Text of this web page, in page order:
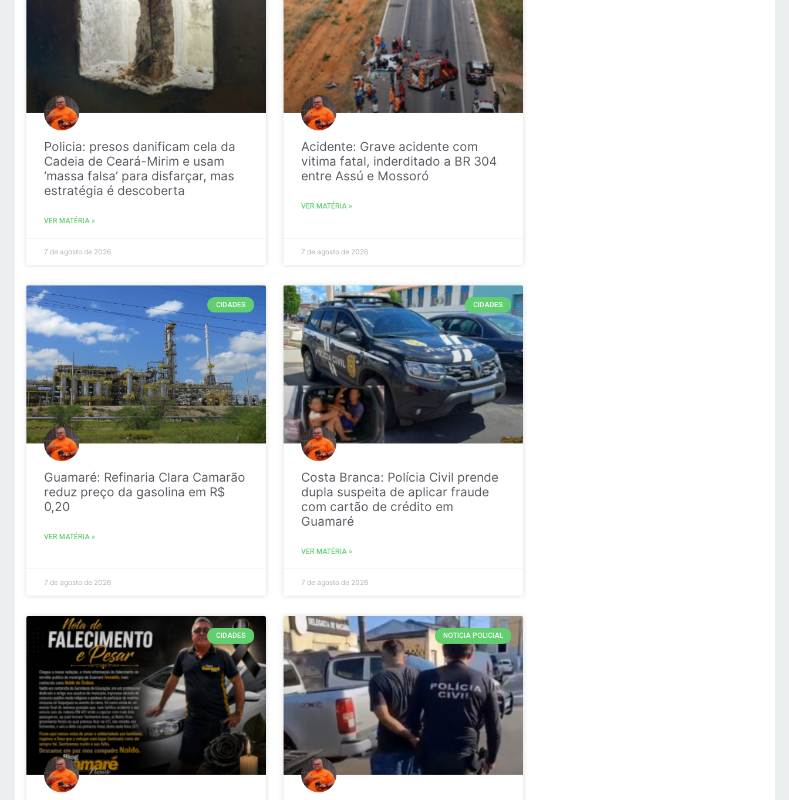
Policia: presos danificam cela da
Cadeia de Ceará-Mirim e usam
‘massa falsa’ para disfarçar, mas
estratégia é descoberta
VER MATÉRIA »
7 de agosto de 2026
Acidente: Grave acidente com
vitima fatal, inderditado a BR 304
entre Assú e Mossoró
VER MATÉRIA »
7 de agosto de 2026
CIDADES
Guamaré: Refinaria Clara Camarão
reduz preço da gasolina em R$
0,20
VER MATÉRIA »
7 de agosto de 2026
CIDADES
Costa Branca: Polícia Civil prende
dupla suspeita de aplicar fraude
com cartão de crédito em
Guamaré
VER MATÉRIA »
7 de agosto de 2026
CIDADES NOTICIA POLICIAL